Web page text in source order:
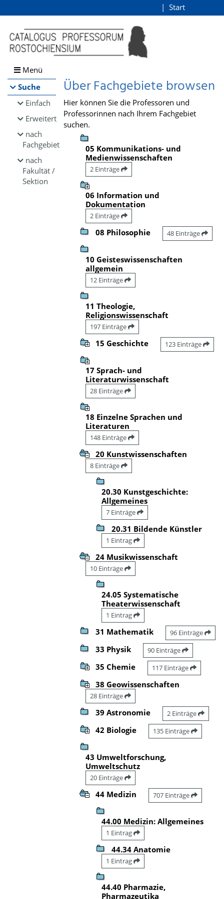
Browsen
direkt zum Inhalt
Start
Menü
Suche
Einfach
Erweitert
nach
Fachgebiet
nach
Fakultät /
Sektion
Über Fachgebiete browsen
Hier können Sie die Professoren und
Professorinnen nach Ihrem Fachgebiet
suchen.
05 Kommunikations- und
Medienwissenschaften
2 Einträge
06 Information und
Dokumentation
2 Einträge
08 Philosophie 48 Einträge
10 Geisteswissenschaften
allgemein
12 Einträge
11 Theologie,
Religionswissenschaft
197 Einträge
15 Geschichte 123 Einträge
17 Sprach- und
Literaturwissenschaft
28 Einträge
18 Einzelne Sprachen und
Literaturen
148 Einträge
20 Kunstwissenschaften
8 Einträge
20.30 Kunstgeschichte:
Allgemeines
7 Einträge
20.31 Bildende Künstler
1 Eintrag
24 Musikwissenschaft
10 Einträge
24.05 Systematische
Theaterwissenschaft
1 Eintrag
31 Mathematik 96 Einträge
33 Physik 90 Einträge
35 Chemie 117 Einträge
38 Geowissenschaften
28 Einträge
39 Astronomie 2 Einträge
42 Biologie 135 Einträge
43 Umweltforschung,
Umweltschutz
20 Einträge
44 Medizin 707 Einträge
44.00 Medizin: Allgemeines
1 Eintrag
44.34 Anatomie
1 Eintrag
44.40 Pharmazie,
Pharmazeutika